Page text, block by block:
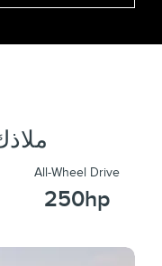
All-Wheel Drive
250hp